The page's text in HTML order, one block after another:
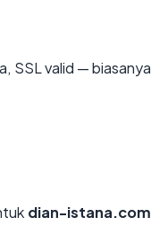
SSL valid — biasanya
dian-istana.com